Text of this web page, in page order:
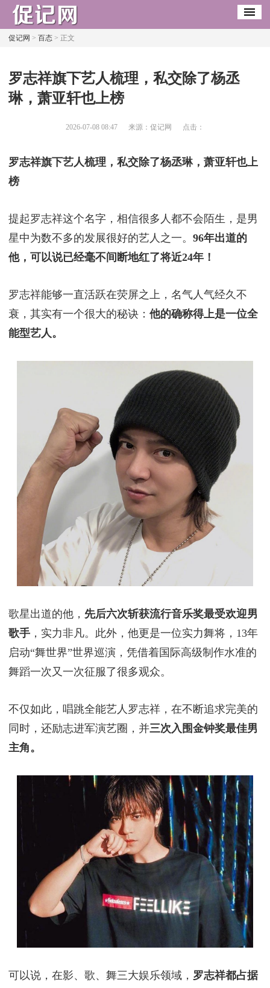
促记网 > 百态> 正文
​罗志祥旗下艺人梳理，私交除了杨丞
琳，萧亚轩也上榜
2026-07-08 08:47 来源：促记网 点击：
罗志祥旗下艺人梳理，私交除了杨丞琳，萧亚轩也上
榜
提起罗志祥这个名字，相信很多人都不会陌生，是男
星中为数不多的发展很好的艺人之一。 96年出道的
他，可以说已经毫不间断地红了将近24年！
罗志祥能够一直活跃在荧屏之上，名气人气经久不
衰，其实有一个很大的秘诀： 他的确称得上是一位全
能型艺人。
歌星出道的他， 先后六次斩获流行音乐奖最受欢迎男
歌手，实力非凡。此外，他更是一位实力舞将，13年
启动“舞世界”世界巡演，凭借着国际高级制作水准的
舞蹈一次又一次征服了很多观众。
不仅如此，唱跳全能艺人罗志祥，在不断追求完美的
同时，还励志进军演艺圈，并三次入围金钟奖最佳男
主角。
可以说，在影、歌、舞三大娱乐领域， 罗志祥都占据